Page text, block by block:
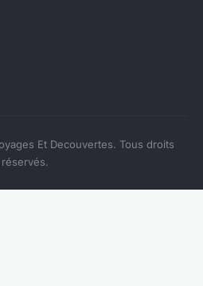
Et Decouvertes. Tous droits
réservés.